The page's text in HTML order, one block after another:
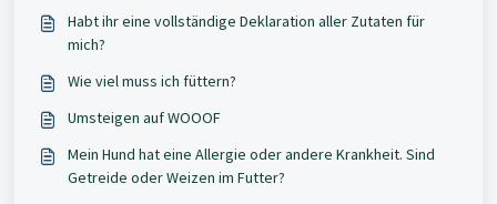
Habt ihr eine vollständige Deklaration aller Zutaten für
mich?
Wie viel muss ich füttern?
Umsteigen auf WOOOF
Mein Hund hat eine Allergie oder andere Krankheit. Sind
Getreide oder Weizen im Futter?